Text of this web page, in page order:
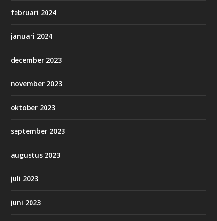
februari 2024
januari 2024
december 2023
november 2023
oktober 2023
september 2023
augustus 2023
juli 2023
juni 2023